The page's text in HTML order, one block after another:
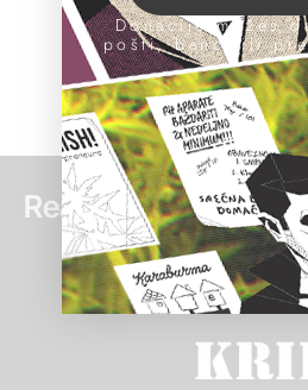
Read more:
Donacije možeš
pošti, banci ili